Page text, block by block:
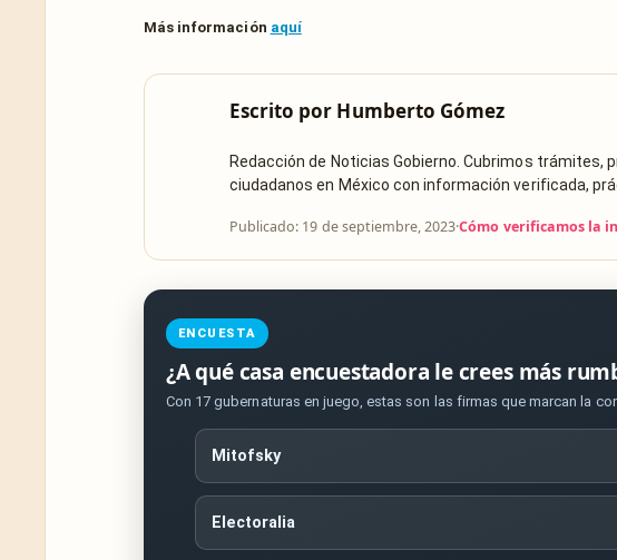
Más información aquí
Escrito por Humberto Gómez
Redacción de Noticias Gobierno. Cubrimos trámites,
ciudadanos en México con información verificada,
Publicado: 19 de septiembre, 2023·Cómo verificamos la
ENCUESTA
¿A qué casa encuestadora le crees más
Con 17 gubernaturas en juego, estas son las firmas que marcan la
Mitofsky
Electoralia